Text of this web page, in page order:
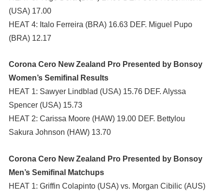
(USA) 17.00
HEAT 4: Italo Ferreira (BRA) 16.63 DEF. Miguel Pupo
(BRA) 12.17
Corona Cero New Zealand Pro Presented by Bonsoy
Women’s Semifinal Results
HEAT 1: Sawyer Lindblad (USA) 15.76 DEF. Alyssa
Spencer (USA) 15.73
HEAT 2: Carissa Moore (HAW) 19.00 DEF. Bettylou
Sakura Johnson (HAW) 13.70
Corona Cero New Zealand Pro Presented by Bonsoy
Men’s Semifinal Matchups
HEAT 1: Griffin Colapinto (USA) vs. Morgan Cibilic (AUS)